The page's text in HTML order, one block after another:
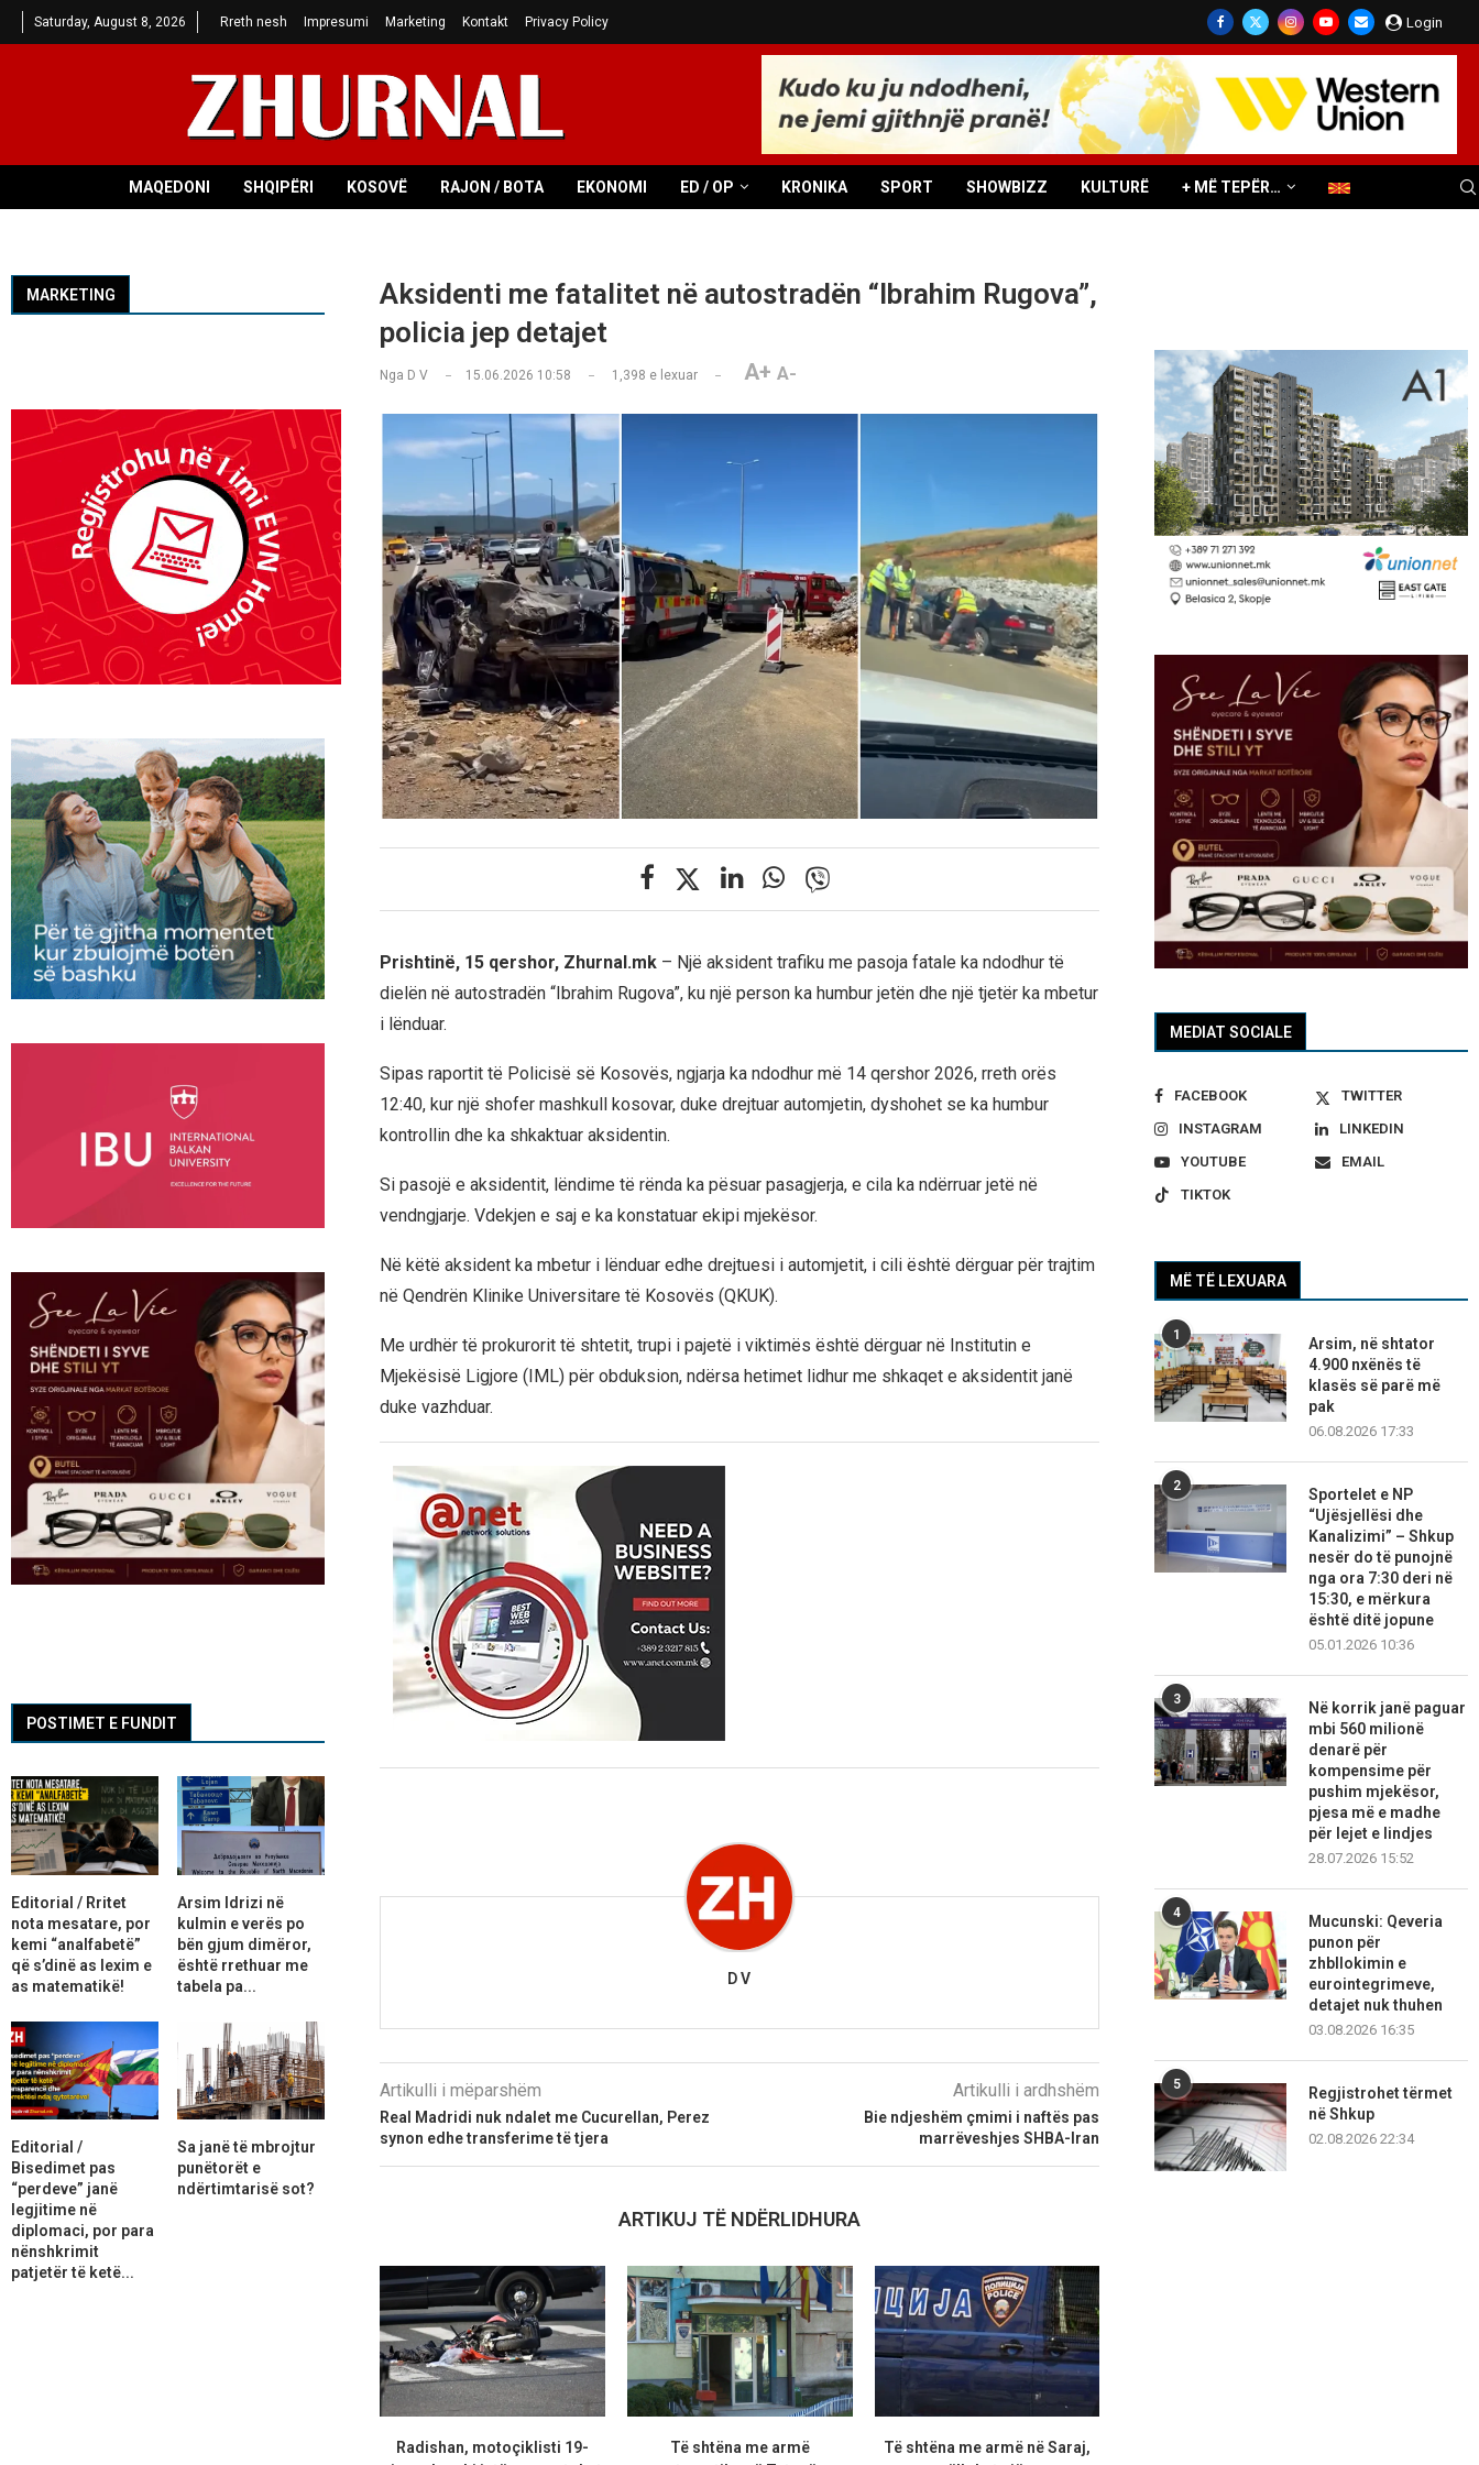
Saturday, August 8, 2026 Rreth nesh Impresumi Marketing Kontakt Privacy Policy Login
MAQEDONI SHQIPËRI KOSOVË RAJON / BOTA EKONOMI ED / OP KRONIKA SPORT SHOWBIZZ KULTURË + MË TEPËR…
Aksidenti me fatalitet në autostradën “Ibrahim Rugova”,
policia jep detajet
Nga D V 15.06.2026 10:58 1,398 e lexuar A+ A-
Prishtinë, 15 qershor, Zhurnal.mk– Një aksident trafiku me pasoja fatale ka ndodhur të
dielën në autostradën “Ibrahim Rugova”, ku një person ka humbur jetën dhe një tjetër ka mbetur
i lënduar.
Sipas raportit të Policisë së Kosovës, ngjarja ka ndodhur më 14 qershor 2026, rreth orës
12:40, kur një shofer mashkull kosovar, duke drejtuar automjetin, dyshohet se ka humbur
kontrollin dhe ka shkaktuar aksidentin.
Si pasojë e aksidentit, lëndime të rënda ka pësuar pasagjerja, e cila ka ndërruar jetë në
vendngjarje. Vdekjen e saj e ka konstatuar ekipi mjekësor.
Në këtë aksident ka mbetur i lënduar edhe drejtuesi i automjetit, i cili është dërguar për trajtim
në Qendrën Klinike Universitare të Kosovës (QKUK).
Me urdhër të prokurorit të shtetit, trupi i pajetë i viktimës është dërguar në Institutin e
Mjekësisë Ligjore (IML) për obduksion, ndërsa hetimet lidhur me shkaqet e aksidentit janë
duke vazhduar.
D V
Artikulli i mëparshëm
Real Madridi nuk ndalet me Cucurellan, Perez
synon edhe transferime të tjera
Artikulli i ardhshëm
Bie ndjeshëm çmimi i naftës pas
marrëveshjes SHBA-Iran
ARTIKUJ TË NDËRLIDHURA
Radishan, motoçiklisti 19-
Të shtëna me armë
Të shtëna me armë në Saraj,
MEDIAT SOCIALE
FACEBOOK
TWITTER
INSTAGRAM
LINKEDIN
YOUTUBE
EMAIL
TIKTOK
MË TË LEXUARA
1
Arsim, në shtator
4.900 nxënës të
klasës së parë më
pak
06.08.2026 17:33
2
Sportelet e NP
“Ujësjellësi dhe
Kanalizimi” – Shkup
nesër do të punojnë
nga ora 7:30 deri në
15:30, e mërkura
është ditë jopune
05.01.2026 10:36
3
Në korrik janë paguar
mbi 560 milionë
denarë për
kompensime për
pushim mjekësor,
pjesa më e madhe
për lejet e lindjes
28.07.2026 15:52
4
Mucunski: Qeveria
punon për
zhbllokimin e
eurointegrimeve,
detajet nuk thuhen
03.08.2026 16:35
5
Regjistrohet tërmet
në Shkup
02.08.2026 22:34
MARKETING
POSTIMET E FUNDIT
Editorial / Rritet
nota mesatare, por
kemi “analfabetë”
që s’dinë as lexim e
as matematikë!
Arsim Idrizi në
kulmin e verës po
bën gjum dimëror,
është rrethuar me
tabela pa...
Editorial /
Bisedimet pas
“perdeve” janë
legjitime në
diplomaci, por para
nënshkrimit
patjetër të ketë...
Sa janë të mbrojtur
punëtorët e
ndërtimtarisë sot?